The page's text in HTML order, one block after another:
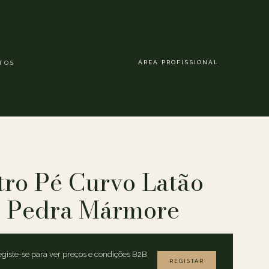
ÁREA PROFISSIONAL
Pé Curvo Latão
Mármore
se para ver preços e condições B2B
REGISTAR